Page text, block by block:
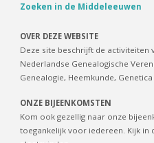
Zoeken in de Middeleeuwen
OVER DEZE WEBSITE
Deze site beschrijft de activiteiten
Nederlandse Genealogische
Genealogie, Heemkunde, Genetica
ONZE BIJEENKOMSTEN
Kom ook gezellig naar onze
toegankelijk voor iedereen. Kijk in